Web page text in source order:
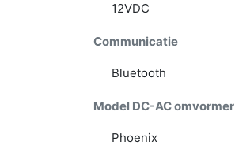
12VDC
48VDC
Communicatie
Bluetooth
VE.CAN
VE.Direct
Model DC-AC omvormer
Phoenix